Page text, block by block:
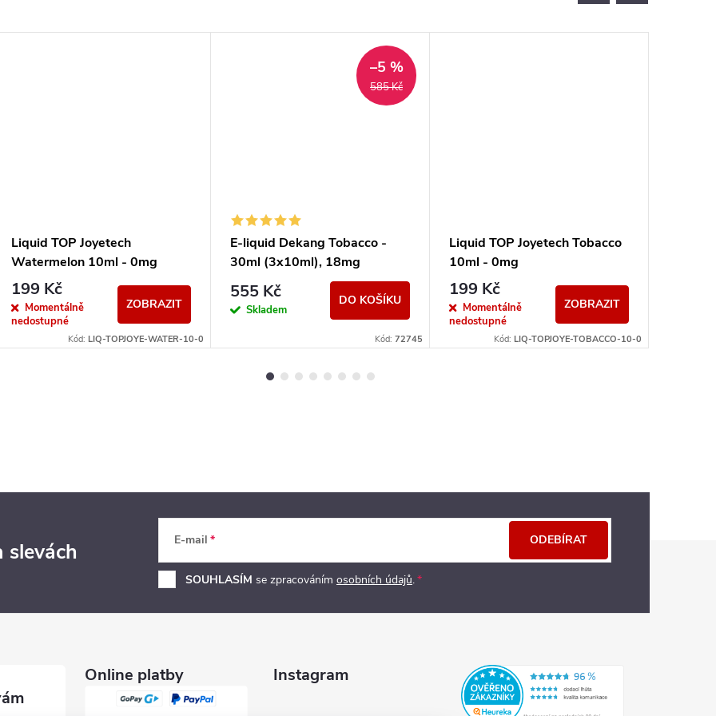
Liquid TOP Joyetech
Watermelon 10ml - 0mg
199 Kč
Momentálně
nedostupné
ZOBRAZIT
Kód: LIQ-TOPJOYE-WATER-10-0
585 Kč
–5 %
E-liquid Dekang Tobacco -
30ml (3x10ml), 18mg
555 Kč
Skladem
DO KOŠÍKU
Kód: 72745
Liquid TOP Joyetech Tobacco
10ml - 0mg
199 Kč
Momentálně
nedostupné
ZOBRAZIT
Kód: LIQ-TOPJOYE-TOBACCO-10-0
slevách E-mail
SOUHLASÍM se zpracováním osobních údajů.
ODEBÍRAT
Online platby Instagram